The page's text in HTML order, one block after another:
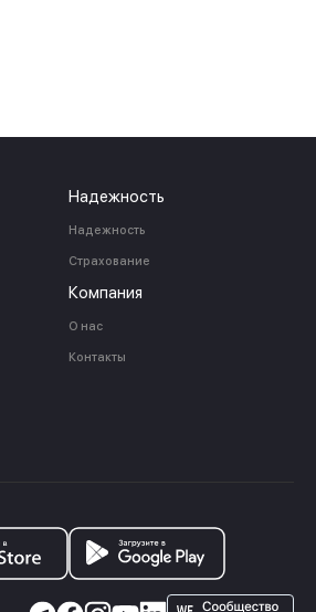
Надежность
Надежность
Страхование
Компания
О нас
Контакты